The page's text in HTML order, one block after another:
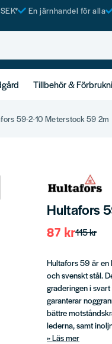
En järnhandel för alla
Tillbehör &
59-2-10 Meterstock 59 2m
Hultafors
115 kr
87 kr
Hultafors 59 är
och svenskt stål.
graderingen i
garanterar
bättre
lederna, samt
Läs mer